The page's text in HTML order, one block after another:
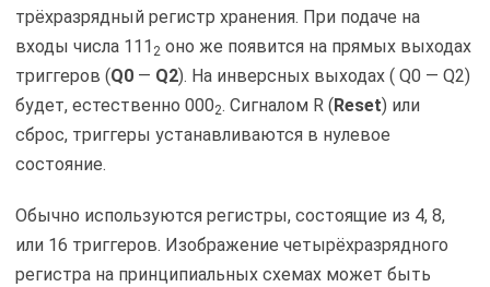
трёхразрядный регистр хранения. При подаче на
входы числа 111 2 оно же появится на прямых выходах
триггеров (Q0 — Q2). На инверсных выходах ( Q0 — Q2)
будет, естественно 0002. Сигналом R ( Reset) или
сброс, триггеры устанавливаются в нулевое
состояние.
Обычно используются регистры, состоящие из 4, 8,
или 16 триггеров. Изображение четырёхразрядного
регистра на принципиальных схемах может быть